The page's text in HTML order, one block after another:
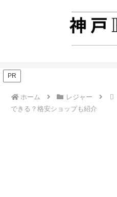
PR
ホーム レジャー
できる？格安ショップも紹介